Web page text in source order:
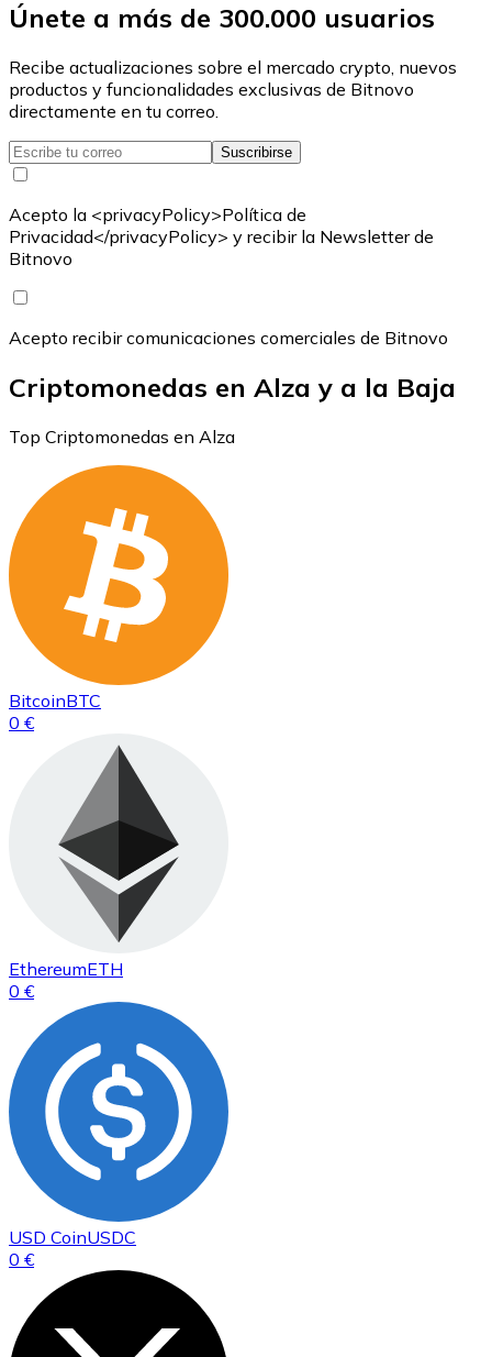
Únete a más de 300.000 usuarios
Recibe actualizaciones sobre el mercado crypto, nuevos
productos y funcionalidades exclusivas de Bitnovo
directamente en tu correo.
Suscribirse
Acepto la <privacyPolicy>Política de
Privacidad</privacyPolicy> y recibir la Newsletter de
Bitnovo
Acepto recibir comunicaciones comerciales de Bitnovo
Criptomonedas en Alza y a la Baja
Top Criptomonedas en Alza
BitcoinBTC
0 €
EthereumETH
0 €
USD CoinUSDC
0 €